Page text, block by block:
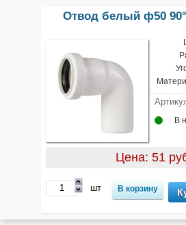
Отвод белый ф50
В
Цена: 51
шт